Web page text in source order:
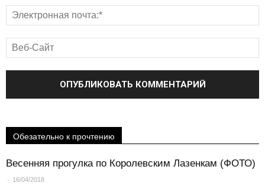
Обезательно к прочтению
Весенняя прогулка по Королевским Лазенкам (ФОТО)
- 16/04/2018